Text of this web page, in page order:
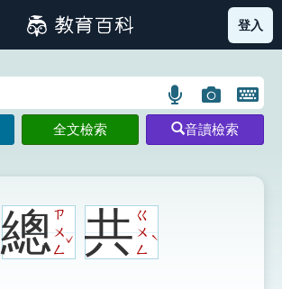
筆畫索引圖示 部首索引表圖示
登入
語
言
搜
圖
片
搜
開
鍵
圖
全文檢索 音讀檢索
總ㄗ
ㄨ
ㄥ
ˇ共ㄍ
ㄨ
ㄥ
ˋ